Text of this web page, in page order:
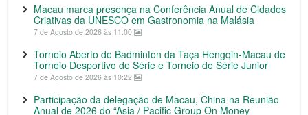
Macau marca presença na Conferência Anual de Cidades
Criativas da UNESCO em Gastronomia na Malásia
7 de Agosto de 2026 às 11:00
Torneio Aberto de Badminton da Taça Hengqin-Macau de
Torneio Desportivo de Série e Torneio de Série Junior
7 de Agosto de 2026 às 10:22
Participação da delegação de Macau, China na Reunião
Anual de 2026 do “Asia / Pacific Group On Money